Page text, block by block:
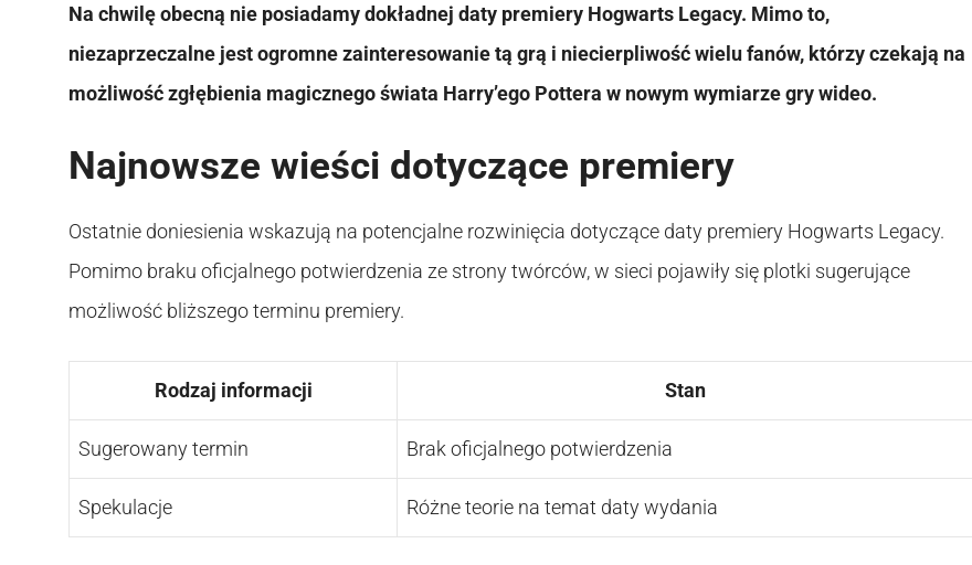
Na chwilę obecną nie posiadamy dokładnej daty premiery Hogwarts Legacy. Mimo to,
niezaprzeczalne jest ogromne zainteresowanie tą grą i niecierpliwość wielu fanów, którzy czekają na
możliwość zgłębienia magicznego świata Harry’ego Pottera w nowym wymiarze gry wideo.
Najnowsze wieści dotyczące premiery
Ostatnie doniesienia wskazują na potencjalne rozwinięcia dotyczące daty premiery Hogwarts Legacy.
Pomimo braku oficjalnego potwierdzenia ze strony twórców, w sieci pojawiły się plotki sugerujące
możliwość bliższego terminu premiery.
Rodzaj informacji Stan
Sugerowany termin Brak oficjalnego potwierdzenia
Spekulacje Różne teorie na temat daty wydania